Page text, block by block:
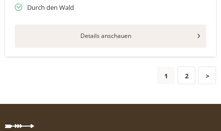
Durch den Wald
Details anschauen
1 2 >